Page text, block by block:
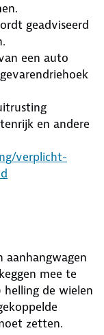
geadviseerd
een auto
en andere
verplicht-
aanhangwagen
mee te
helling de wielen
zetten.